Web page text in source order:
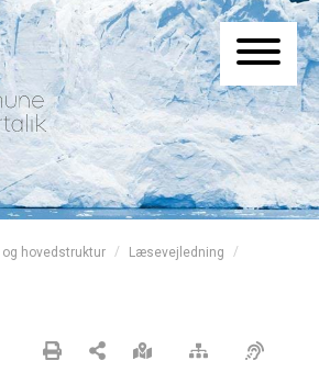
hovedstruktur / Læsevejledning
/